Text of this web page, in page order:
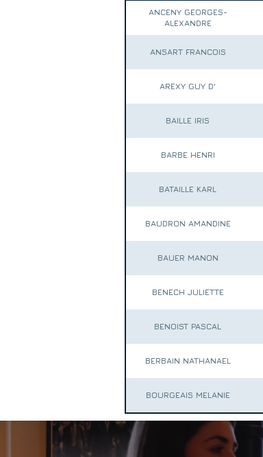
ANCENY GEORGES-
ALEXANDRE
ANSART FRANCOIS
AREXY GUY D'
BAILLE IRIS
BARBE HENRI
BATAILLE KARL
BAUDRON AMANDINE
BAUER MANON
BENECH JULIETTE
BENOIST PASCAL
BERBAIN NATHANAEL
BOURGEAIS MELANIE